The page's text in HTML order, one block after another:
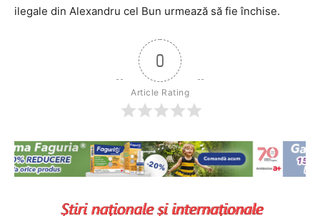
ilegale din Alexandru cel Bun urmează să fie închise.
0
Article Rating